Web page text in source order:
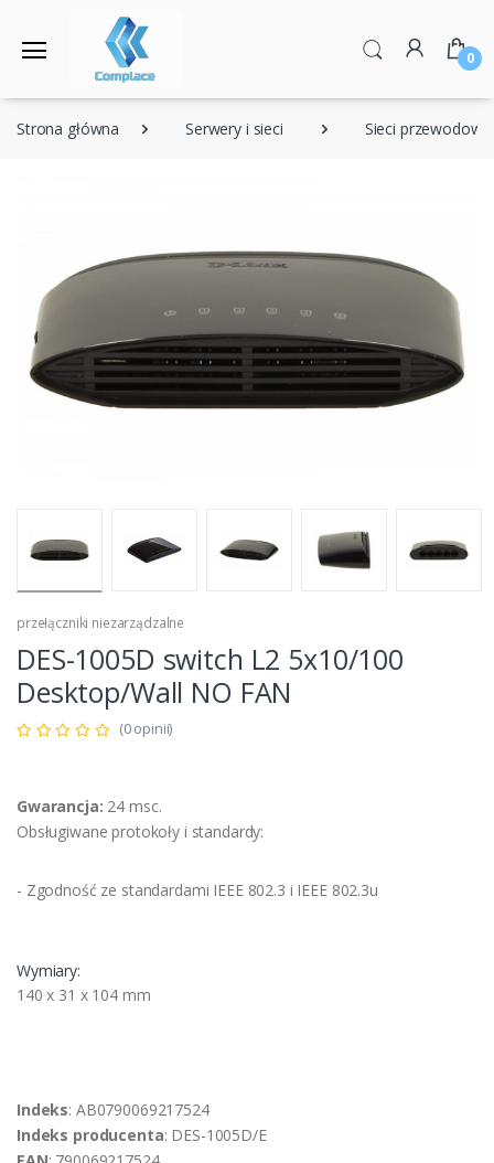
0
Strona główna Serwery i sieci Sieci przewodowe
przełączniki niezarządzalne
DES-1005D switch L2 5x10/100
Desktop/Wall NO FAN
(0 opinii)
Gwarancja: 24 msc.
Obsługiwane protokoły i standardy:
- Zgodność ze standardami IEEE 802.3 i IEEE 802.3u
Wymiary:
140 x 31 x 104 mm
Indeks: AB0790069217524
Indeks producenta: DES-1005D/E